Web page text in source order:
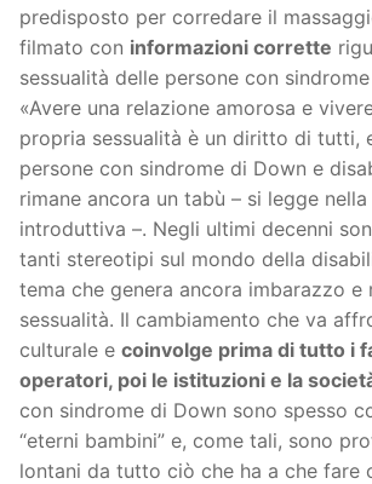
predisposto per corredare il
filmato con informazioni corrette
sessualità delle persone con
«Avere una relazione amorosa e
propria sessualità è un diritto di tutti,
persone con sindrome di Down e
rimane ancora un tabù – si legge
introduttiva –. Negli ultimi decenni
tanti stereotipi sul mondo della
tema che genera ancora imbarazzo e
sessualità. Il cambiamento che va
culturale e coinvolge prima di tutto i
operatori, poi le istituzioni e la
con sindrome di Down sono spesso
“eterni bambini” e, come tali, sono
lontani da tutto ciò che ha a che fare